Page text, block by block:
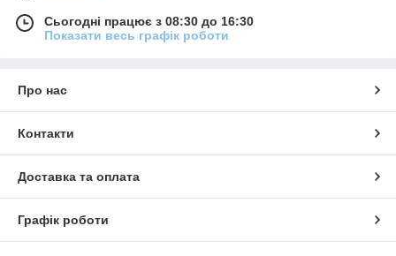
Сьогодні працює з 08:30 до 16:30
Показати весь графік роботи
Про нас
Контакти
Доставка та оплата
Графік роботи